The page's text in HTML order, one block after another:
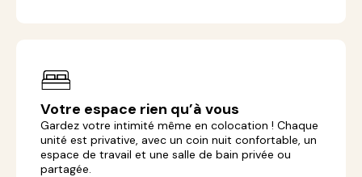
Votre espace rien qu’à vous
Gardez votre intimité même en colocation ! Chaque
unité est privative, avec un coin nuit confortable, un
espace de travail et une salle de bain privée ou
partagée.